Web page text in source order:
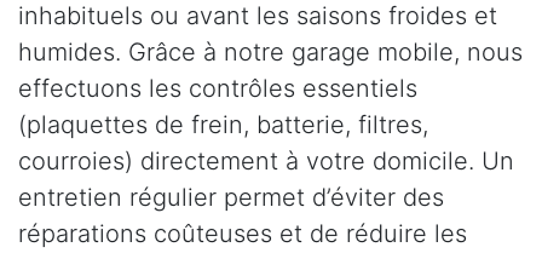
inhabituels ou avant les saisons froides et
humides. Grâce à notre garage mobile, nous
effectuons les contrôles essentiels
(plaquettes de frein, batterie, filtres,
courroies) directement à votre domicile. Un
entretien régulier permet d’éviter des
réparations coûteuses et de réduire les